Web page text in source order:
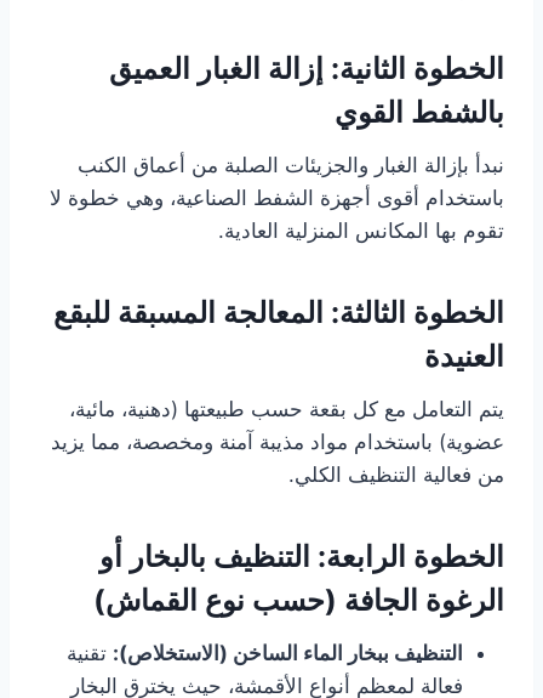
الخطوة الثانية: إزالة الغبار العميق
بالشفط القوي
نبدأ بإزالة الغبار والجزيئات الصلبة من أعماق الكنب
باستخدام أقوى أجهزة الشفط الصناعية، وهي خطوة لا
تقوم بها المكانس المنزلية العادية.
الخطوة الثالثة: المعالجة المسبقة للبقع
العنيدة
يتم التعامل مع كل بقعة حسب طبيعتها (دهنية، مائية،
عضوية) باستخدام مواد مذيبة آمنة ومخصصة، مما يزيد
من فعالية التنظيف الكلي.
الخطوة الرابعة: التنظيف بالبخار أو
الرغوة الجافة (حسب نوع القماش)
التنظيف ببخار الماء الساخن (الاستخلاص): تقنية
فعالة لمعظم أنواع الأقمشة، حيث يخترق البخار